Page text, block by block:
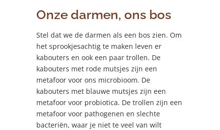
Onze darmen, ons bos
Stel dat we de darmen als een bos zien. Om
het sprookjesachtig te maken leven er
kabouters en ook een paar trollen. De
kabouters met rode mutsjes zijn een
metafoor voor ons microbioom. De
kabouters met blauwe mutsjes zijn een
metafoor voor probiotica. De trollen zijn een
metafoor voor pathogenen en slechte
bacteriën, waar je niet te veel van wilt